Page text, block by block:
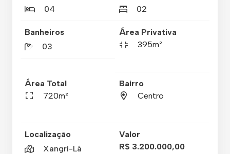
04
02
Banheiros
03
Área Privativa
395m²
Área Total
720m²
Bairro
Centro
Localização
Xangri-Lá
Valor
R$ 3.200.000,00